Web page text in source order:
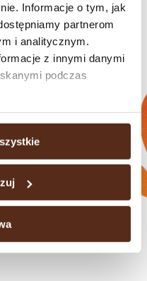
Informacje o tym, jak
partnerom
i analitycznym.
z innymi danymi
podczas
brands
bars